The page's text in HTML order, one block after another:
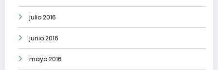
julio 2016
junio 2016
mayo 2016